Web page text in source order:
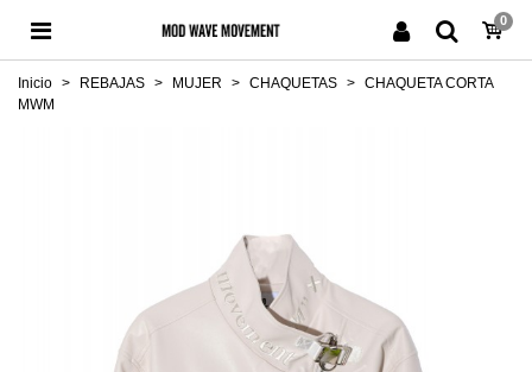
0
Inicio > REBAJAS > MUJER > CHAQUETAS > CHAQUETA CORTA
MWM